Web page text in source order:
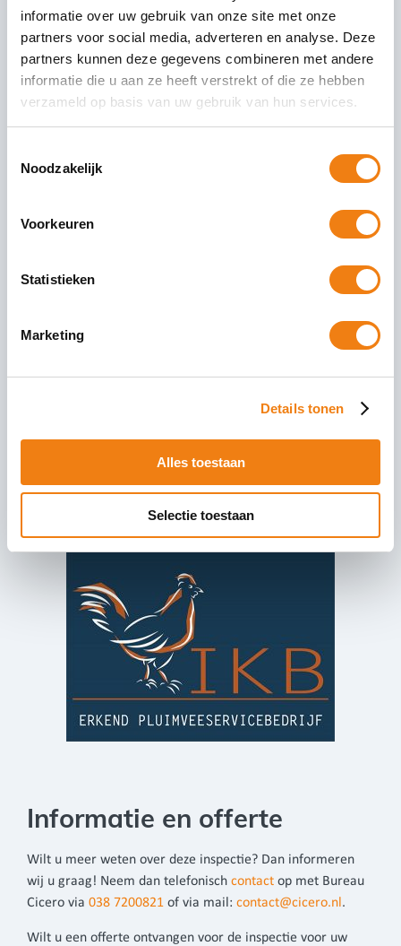
informatie over uw gebruik van onze site met onze
partners voor social media, adverteren en analyse. Deze
partners kunnen deze gegevens combineren met andere
informatie die u aan ze heeft verstrekt of die ze hebben
verzameld op basis van uw gebruik van hun services.
Noodzakelijk
Voorkeuren
Statistieken
Marketing
Details tonen
Alles toestaan
Selectie toestaan
Bureau Cicero voert de administratieve controles uit. Is er
sprake van personeel in loondienst? Dan combineren wij dit
met eenNEN 4400-1inspectie. Naast de administratieve
controle moet er bij laadbedrijven een fysieke controle IKB
plaatsvinden.
en neemt het uiteindelijke certificatie besluit.
Ik wil graag een offerte van Bureau
Nuttige links:
Aanmeldformulier
Avinded:Informatie over IKB PSB
Informatie over IKB PSB door Kiwa VERIN
Informatie en offerte
Wilt u meer weten over deze inspectie? Dan informeren
wij u graag! Neem dan telefonisch contact op met Bureau
Cicero via 038 7200821 of via mail: contact@cicero.nl .
Wilt u een offerte ontvangen voor de inspectie voor uw